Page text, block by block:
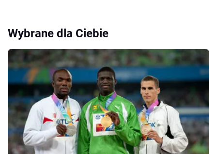
Wybrane dla Ciebie